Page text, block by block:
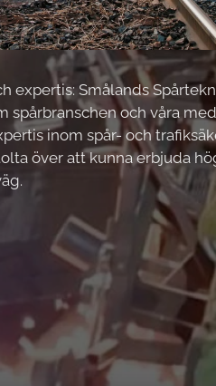
expertis: Smålands
spårbranschen och våra
inom spår- och
över att kunna erbjuda